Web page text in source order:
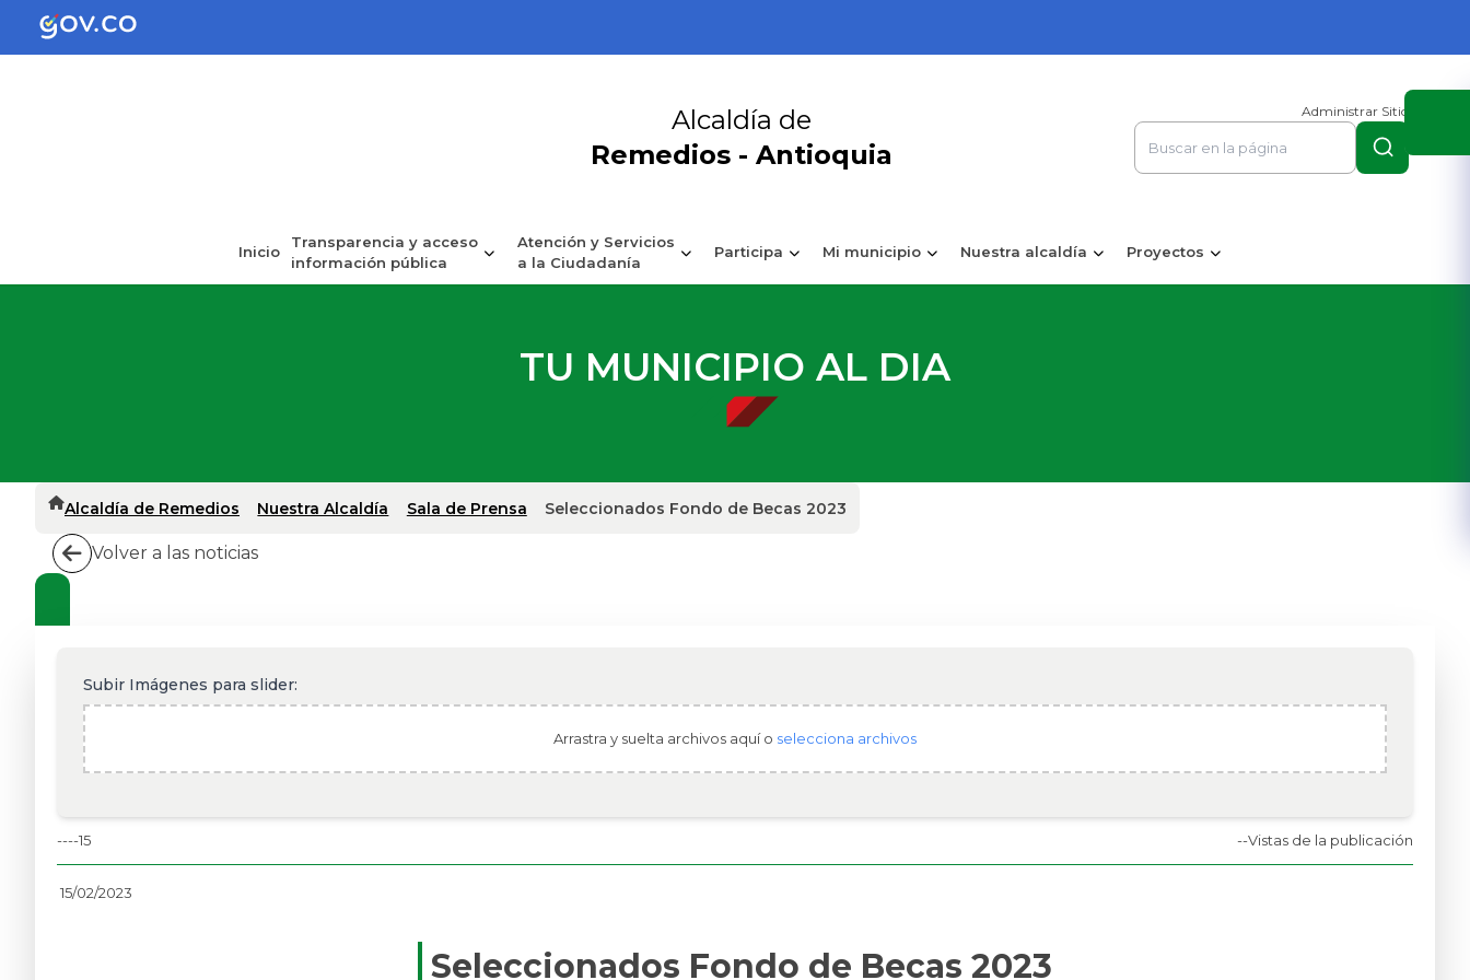
Alcaldía de
Remedios - Antioquia
Administrar Sitio
Inicio
Transparencia y acceso
información pública
Atención y Servicios
a la Ciudadanía
Participa Mi municipio Nuestra alcaldía Proyectos
TU MUNICIPIO AL DIA
Alcaldía de Remedios Nuestra Alcaldía Sala de Prensa Seleccionados Fondo de Becas 2023
Volver a las noticias
Subir Imágenes para slider:
Arrastra y suelta archivos aquí o selecciona archivos
----15 --Vistas de la publicación
15/02/2023
Seleccionados Fondo de Becas 2023